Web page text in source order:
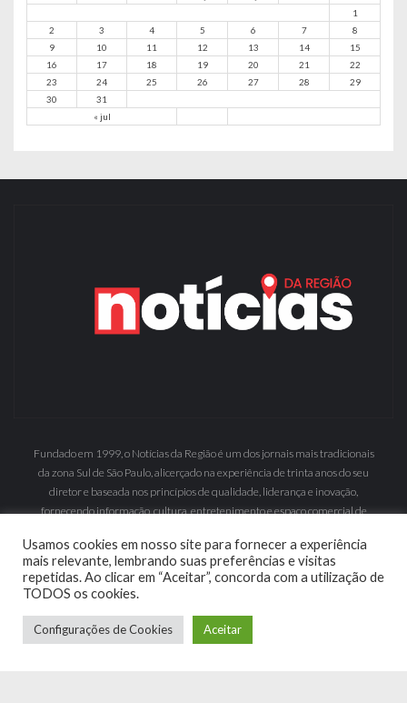
« jul
1
2
3 4 5 6 7
8
9
10 11 12 13 14
15
16
17 18 19 20 21
22
23
24 25 26 27 28
29
30
31
Fundado em 1999, o Notícias da Região é um dos jornais mais tradicionais
da zona Sul de São Paulo, alicerçado na experiência de trinta anos do seu
diretor e baseada nos princípios de qualidade, liderança e inovação,
fornecendo informação, cultura, entretenimento e espaço comercial de
Usamos cookies em nosso site para fornecer a experiência
mais relevante, lembrando suas preferências e visitas
repetidas. Ao clicar em “Aceitar”, concorda com a utilização de
TODOS os cookies.
Configurações de Cookies Aceitar